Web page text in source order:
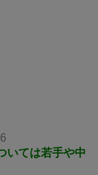
いては若手や中